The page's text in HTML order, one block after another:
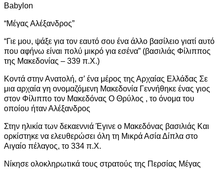
Babylon
“Μέγας Αλέξανδρος”
“Γιε μου, ψάξε για τον εαυτό σου ένα άλλο βασίλειο γιατί αυτό
που αφήνω είναι πολύ μικρό για εσένα” (βασιλιάς Φίλιππος
της Μακεδονίας – 339 π.Χ.)
Κοντά στην Ανατολή, σ’ ένα μέρος της Αρχαίας Ελλάδας Σε
μια αρχαία γη ονομαζόμενη Μακεδονία Γεννήθηκε ένας γιος
στον Φίλιππο τον Μακεδόνας Ο Θρύλος , το όνομα του
οποίου ήταν Αλέξανδρος
Στην ηλικία των δεκαεννιά Έγινε ο Μακεδόνας βασιλιάς Και
ορκίστηκε να ελευθερώσει όλη τη Μικρά Ασία Δίπλα στο
Αιγαίο πέλαγος, το 334 π.Χ.
Νίκησε ολοκληρωτικά τους στρατούς της Περσίας Μέγας